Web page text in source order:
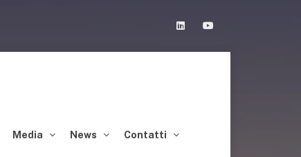
Linkedin
Media News Contatti